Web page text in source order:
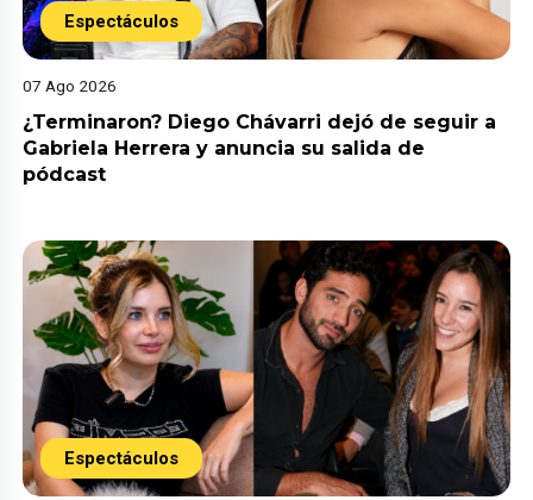
Espectáculos
07 Ago 2026
¿Terminaron? Diego Chávarri dejó de seguir a
Gabriela Herrera y anuncia su salida de
pódcast
Espectáculos